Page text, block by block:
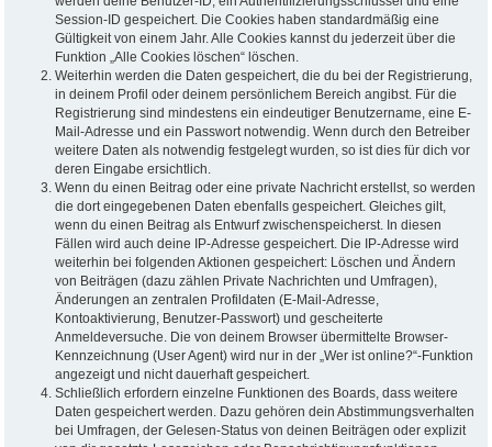
Session-ID gespeichert. Die Cookies haben standardmäßig eine
Gültigkeit von einem Jahr. Alle Cookies kannst du jederzeit über die
Funktion „Alle Cookies löschen“ löschen.
Weiterhin werden die Daten gespeichert, die du bei der Registrierung,
in deinem Profil oder deinem persönlichem Bereich angibst. Für die
Registrierung sind mindestens ein eindeutiger Benutzername, eine E-
Mail-Adresse und ein Passwort notwendig. Wenn durch den Betreiber
weitere Daten als notwendig festgelegt wurden, so ist dies für dich vor
deren Eingabe ersichtlich.
Wenn du einen Beitrag oder eine private Nachricht erstellst, so werden
die dort eingegebenen Daten ebenfalls gespeichert. Gleiches gilt,
wenn du einen Beitrag als Entwurf zwischenspeicherst. In diesen
Fällen wird auch deine IP-Adresse gespeichert. Die IP-Adresse wird
weiterhin bei folgenden Aktionen gespeichert: Löschen und Ändern
von Beiträgen (dazu zählen Private Nachrichten und Umfragen),
Änderungen an zentralen Profildaten (E-Mail-Adresse,
Kontoaktivierung, Benutzer-Passwort) und gescheiterte
Anmeldeversuche. Die von deinem Browser übermittelte Browser-
Kennzeichnung (User Agent) wird nur in der „Wer ist online?“-Funktion
angezeigt und nicht dauerhaft gespeichert.
Schließlich erfordern einzelne Funktionen des Boards, dass weitere
Daten gespeichert werden. Dazu gehören dein Abstimmungsverhalten
bei Umfragen, der Gelesen-Status von deinen Beiträgen oder explizit